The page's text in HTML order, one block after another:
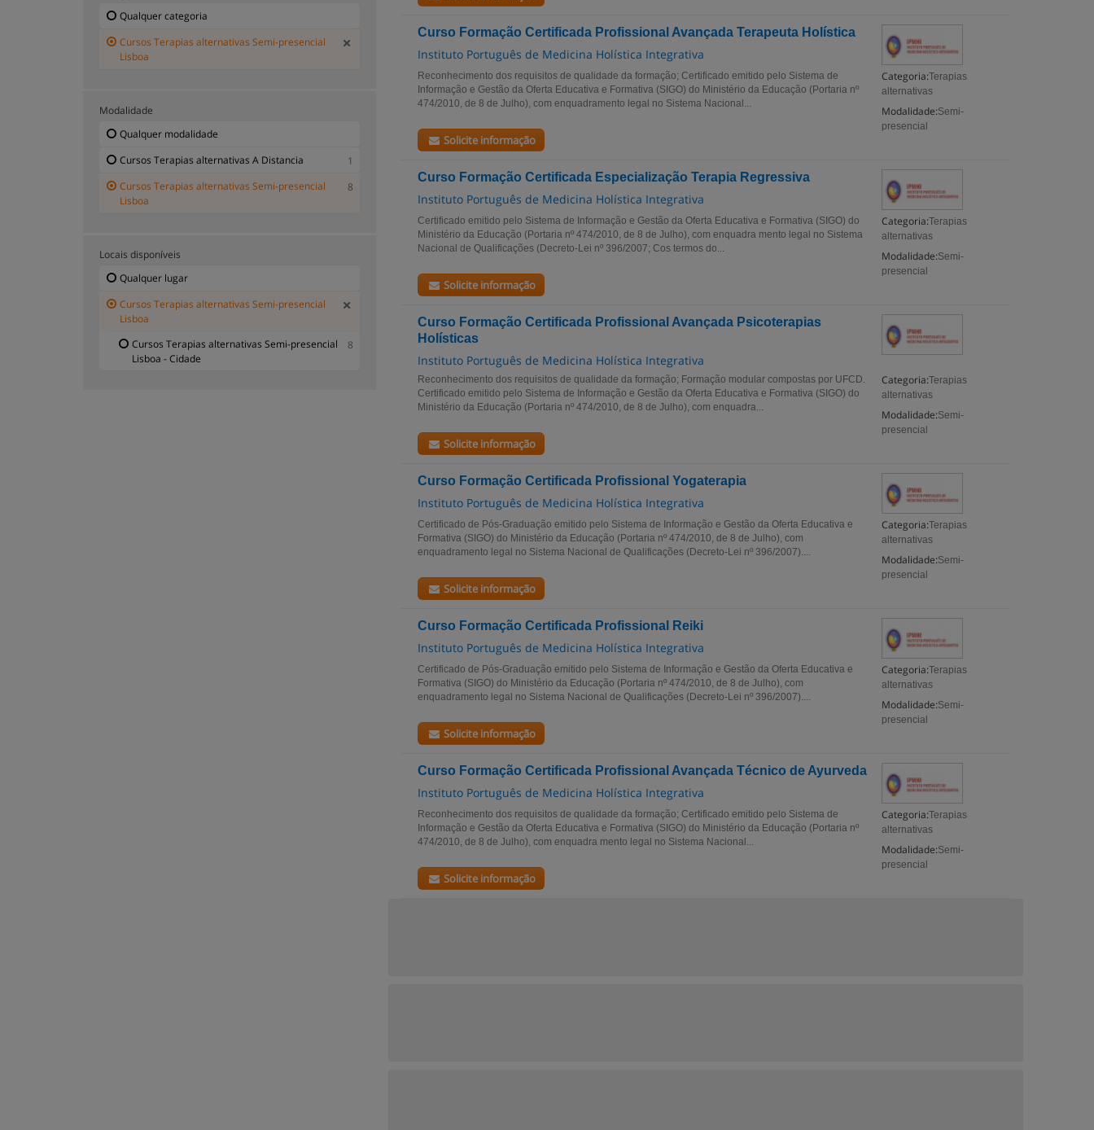
Curso Formação Certificada Profissional Avançada Terapeuta Holística
Instituto Português de Medicina Holística Integrativa
Categoria:Terapias
alternativas
Modalidade:Semi-
presencial
Reconhecimento dos requisitos de qualidade da formação; Certificado emitido pelo Sistema de
Informação e Gestão da Oferta Educativa e Formativa (SIGO) do Ministério da Educação (Portaria nº
474/2010, de 8 de Julho), com enquadramento legal no Sistema Nacional...
Solicite informação
Curso Formação Certificada Especialização Terapia Regressiva
Instituto Português de Medicina Holística Integrativa
Categoria:Terapias
alternativas
Modalidade:Semi-
presencial
Certificado emitido pelo Sistema de Informação e Gestão da Oferta Educativa e Formativa (SIGO) do
Ministério da Educação (Portaria nº 474/2010, de 8 de Julho), com enquadra mento legal no Sistema
Nacional de Qualificações (Decreto-Lei nº 396/2007; Cos termos do...
Solicite informação
Curso Formação Certificada Profissional Avançada Psicoterapias
Holísticas
Instituto Português de Medicina Holística Integrativa
Categoria:Terapias
alternativas
Modalidade:Semi-
presencial
Reconhecimento dos requisitos de qualidade da formação; Formação modular compostas por UFCD.
Certificado emitido pelo Sistema de Informação e Gestão da Oferta Educativa e Formativa (SIGO) do
Ministério da Educação (Portaria nº 474/2010, de 8 de Julho), com enquadra...
Solicite informação
Curso Formação Certificada Profissional Yogaterapia
Instituto Português de Medicina Holística Integrativa
Categoria:Terapias
alternativas
Modalidade:Semi-
presencial
Certificado de Pós-Graduação emitido pelo Sistema de Informação e Gestão da Oferta Educativa e
Formativa (SIGO) do Ministério da Educação (Portaria nº 474/2010, de 8 de Julho), com
enquadramento legal no Sistema Nacional de Qualificações (Decreto-Lei nº 396/2007)....
Solicite informação
Curso Formação Certificada Profissional Reiki
Instituto Português de Medicina Holística Integrativa
Categoria:Terapias
alternativas
Modalidade:Semi-
presencial
Certificado de Pós-Graduação emitido pelo Sistema de Informação e Gestão da Oferta Educativa e
Formativa (SIGO) do Ministério da Educação (Portaria nº 474/2010, de 8 de Julho), com
enquadramento legal no Sistema Nacional de Qualificações (Decreto-Lei nº 396/2007)....
Solicite informação
Curso Formação Certificada Profissional Avançada Técnico de Ayurveda
Instituto Português de Medicina Holística Integrativa
Categoria:Terapias
alternativas
Modalidade:Semi-
presencial
Reconhecimento dos requisitos de qualidade da formação; Certificado emitido pelo Sistema de
Informação e Gestão da Oferta Educativa e Formativa (SIGO) do Ministério da Educação (Portaria nº
474/2010, de 8 de Julho), com enquadra mento legal no Sistema Nacional...
Solicite informação
Qualquer categoria
Cursos Terapias alternativas Semi-presencial
Lisboa
Modalidade
Qualquer modalidade
Cursos Terapias alternativas A Distancia
1
Cursos Terapias alternativas Semi-presencial
Lisboa
8
Locais disponíveis
Qualquer lugar
Cursos Terapias alternativas Semi-presencial
Lisboa
Cursos Terapias alternativas Semi-presencial
Lisboa - Cidade
8